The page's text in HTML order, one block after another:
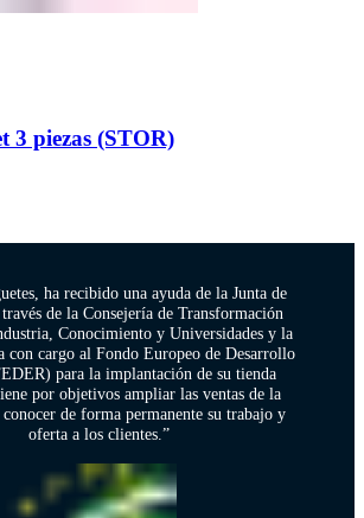
3 piezas (STOR)
ha recibido una ayuda de la Junta de
de la Consejería de Transformación
Conocimiento y Universidades y la
con cargo al Fondo Europeo de Desarrollo
para la implantación de su tienda
por objetivos ampliar las ventas de la
de forma permanente su trabajo y
oferta a los clientes.”